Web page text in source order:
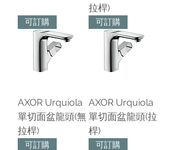
拉桿)
可訂購
AXOR Urquiola
單切面盆龍頭(無
拉桿)
可訂購
AXOR Urquiola
單切面盆龍頭(拉
桿)
可訂購 可訂購